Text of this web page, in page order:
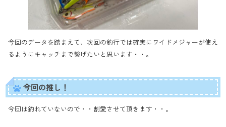
今回のデータを踏まえて、次回の釣行では確実にワイドメジャーが使え
るようにキャッチまで繋げたいと思います・・。
今回の推し！
今回は釣れていないので・・割愛させて頂きます・・。